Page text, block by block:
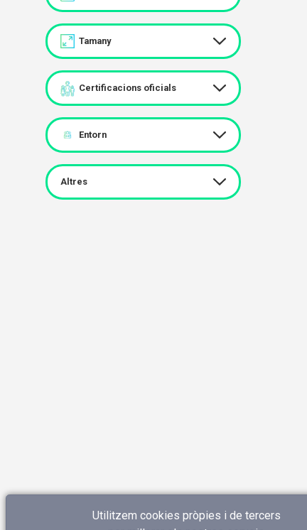
Tamany
Certificacions oficials
Entorn
Altres
Utilitzem cookies pròpies i de tercers